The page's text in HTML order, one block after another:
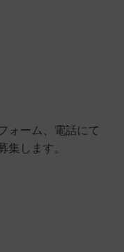
ォーム、電話にて
集します。